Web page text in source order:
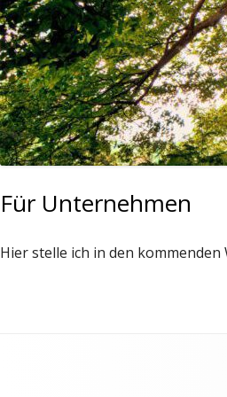
Für Unternehmen
Hier stelle ich in den